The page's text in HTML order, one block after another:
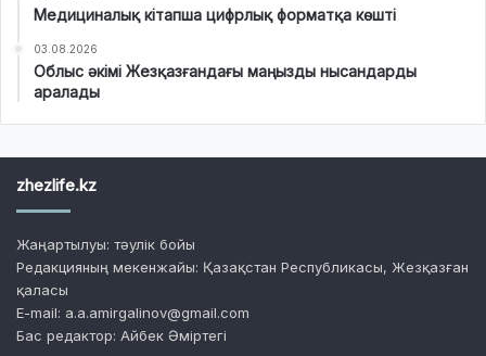
Медициналық кітапша цифрлық форматқа көшті
03.08.2026
Облыс әкімі Жезқазғандағы маңызды нысандарды
аралады
zhezlife.kz
Жаңартылуы: тәулік бойы
Редакцияның мекенжайы: Қазақстан Республикасы, Жезқазған
қаласы
E-mail: a.a.amirgalinov@gmail.com
Бас редактор: Айбек Әміртегі